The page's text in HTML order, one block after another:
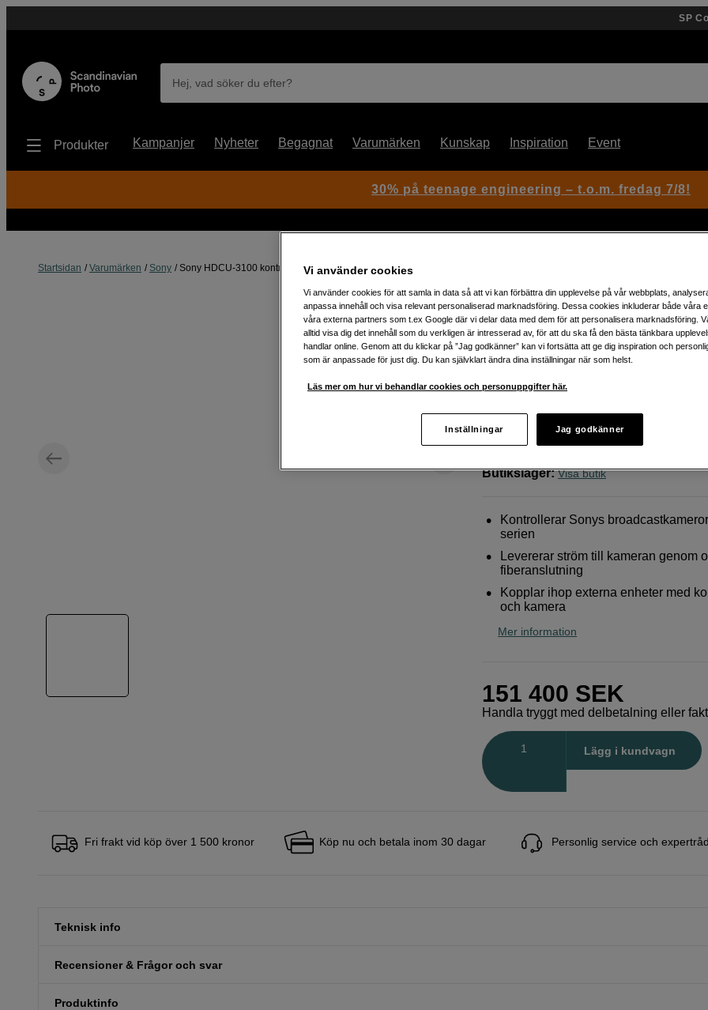
SP
Hej, vad söker du efter?
Produkter Kampanjer Nyheter Begagnat Varumärken Kunskap Inspiration Event
Startsidan Varumärken Sony Sony HDCU-3100 kontrollenhet med IP-stöd
Artikelnummer: 1044672
Sony HDCU-3100 kontrollenhet med IP-stöd
HDCU-3100 kontrollenhet
stöd
Webblager
Beräknad leverans ca 10-20
Butikslager: Visa butik
Kontrollerar Sonys
serien
Levererar ström till kameran genom
fiberanslutning
Kopplar ihop externa enheter med
och kamera
Mer information
151 400 SEK
Handla tryggt med delbetalning eller
Lägg i kundvagn
Fri frakt vid köp över 1 500 kronor Köp nu och betala inom 30 dagar Personlig service och
Teknisk info
Recensioner & Frågor och svar
Produktinfo
30% på teenage engineering – t.o.m. fredag 7/8!
Vi använder cookies
Vi använder cookies för att samla in data så att vi kan förbättra din upplevelse på vår webbplats,
anpassa innehåll och visa relevant personaliserad marknadsföring. Dessa cookies inkluderar både våra
våra externa partners som t.ex Google där vi delar data med dem för att personalisera marknadsföring.
alltid visa dig det innehåll som du verkligen är intresserad av, för att du ska få den bästa tänkbara
handlar online. Genom att du klickar på ”Jag godkänner” kan vi fortsätta att ge dig inspiration och
som är anpassade för just dig. Du kan självklart ändra dina inställningar när som helst.
Läs mer om hur vi behandlar cookies och personuppgifter här.
Inställningar Jag godkänner